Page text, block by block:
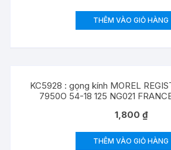
THÊM VÀO GIỎ HÀNG
KC5928 : gọng kính MOREL
7950O 54-18 125 NG021
1,800 ₫
THÊM VÀO GIỎ HÀNG